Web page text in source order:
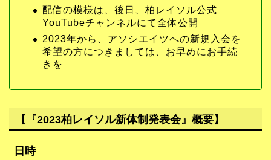
配信の模様は、後日、柏レイソル公式
YouTubeチャンネルにて全体公開
2023年から、アソシエイツへの新規入会を
希望の方につきましては、お早めにお手続
きを
【『2023柏レイソル新体制発表会』概要】
日時